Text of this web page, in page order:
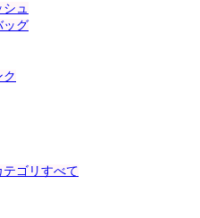
ュ
ッグ
ゴリすべて